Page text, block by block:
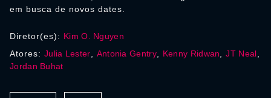
em busca de novos dates.
Diretor(es): Kim O. Nguyen
Atores: Julia Lester Antonia Gentry, Kenny Ridwan ,JT Neal
Jordan Buhat